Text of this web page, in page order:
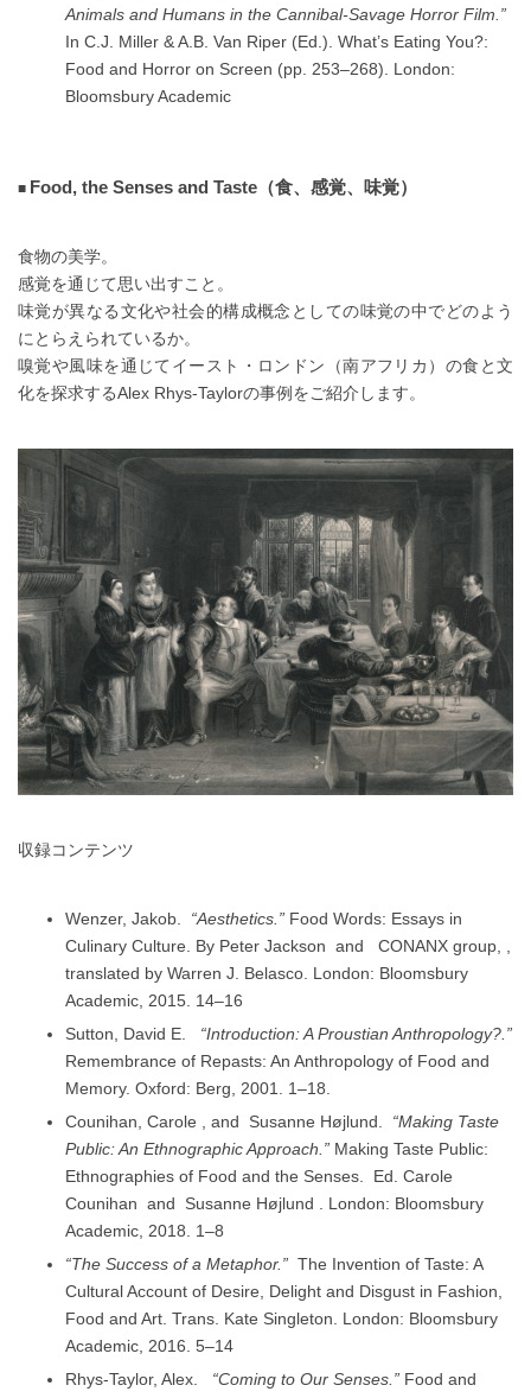
Animals and Humans in the Cannibal-Savage Horror Film.”
In C.J. Miller & A.B. Van Riper (Ed.). What’s Eating You?:
Food and Horror on Screen (pp. 253–268). London:
Bloomsbury Academic
Food, the Senses and Taste（食、感覚、味覚）
食物の美学。
感覚を通じて思い出すこと。
味覚が異なる文化や社会的構成概念としての味覚の中でどのよう
にとらえられているか。
嗅覚や風味を通じてイースト・ロンドン（南アフリカ）の食と文
化を探求するAlex Rhys-Taylorの事例をご紹介します。
収録コンテンツ
Wenzer, Jakob. “Aesthetics.” Food Words: Essays in
Culinary Culture. By Peter Jackson and CONANX group, ,
translated by Warren J. Belasco. London: Bloomsbury
Academic, 2015. 14–16
Sutton, David E.
“Introduction: A Proustian Anthropology?.”
Remembrance of Repasts: An Anthropology of Food and
Memory. Oxford: Berg, 2001. 1–18.
Counihan, Carole , and Susanne Højlund.
“Making Taste
Public: An Ethnographic Approach.” Making Taste Public:
Ethnographies of Food and the Senses. Ed. Carole
Counihan and Susanne Højlund . London: Bloomsbury
Academic, 2018. 1–8
“The Success of a Metaphor.” The Invention of Taste: A
Cultural Account of Desire, Delight and Disgust in Fashion,
Food and Art. Trans. Kate Singleton. London: Bloomsbury
Academic, 2016. 5–14
Rhys-Taylor, Alex.
“Coming to Our Senses.” Food and